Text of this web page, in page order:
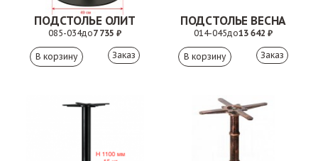
ПОДСТОЛЬЕ ОЛИТ
085-034до7 735 ₽
Заказ
ПОДСТОЛЬЕ ВЕСНА
014-045до13 642 ₽
Заказ